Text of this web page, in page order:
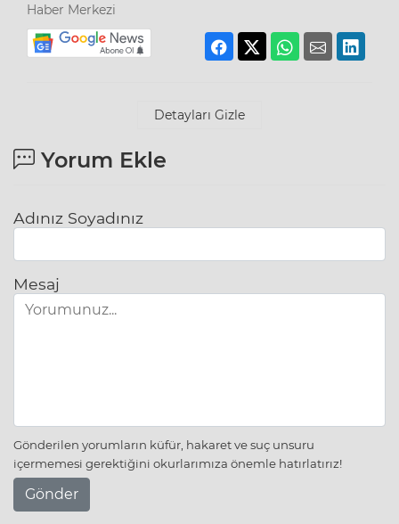
Haber Merkezi
Detayları Gizle
Yorum Ekle
Adınız Soyadınız
Mesaj
Gönderilen yorumların küfür, hakaret ve suç unsuru
içermemesi gerektiğini okurlarımıza önemle hatırlatırız!
Gönder